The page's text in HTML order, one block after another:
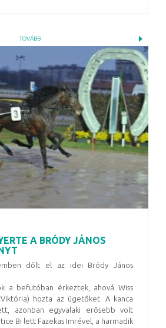
TOVÁBB
A BRÓDY JÁNOS
dőlt el az idei Bródy János
a befutóban érkeztek, ahová Wiss
hozta az ügetőket. A kanca
azonban egyvalaki erősebb volt
Bi lett Fazekas Imrével, a harmadik